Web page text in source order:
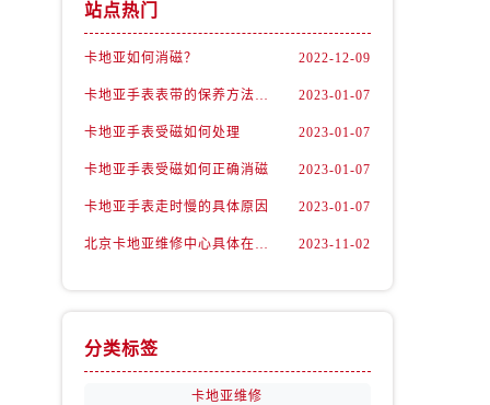
站点热门
卡地亚如何消磁？ 2022-12-09
卡地亚手表表带的保养方法有哪些？ 2023-01-07
卡地亚手表受磁如何处理 2023-01-07
卡地亚手表受磁如何正确消磁 2023-01-07
卡地亚手表走时慢的具体原因 2023-01-07
北京卡地亚维修中心具体在哪里？ 2023-11-02
分类标签
卡地亚维修